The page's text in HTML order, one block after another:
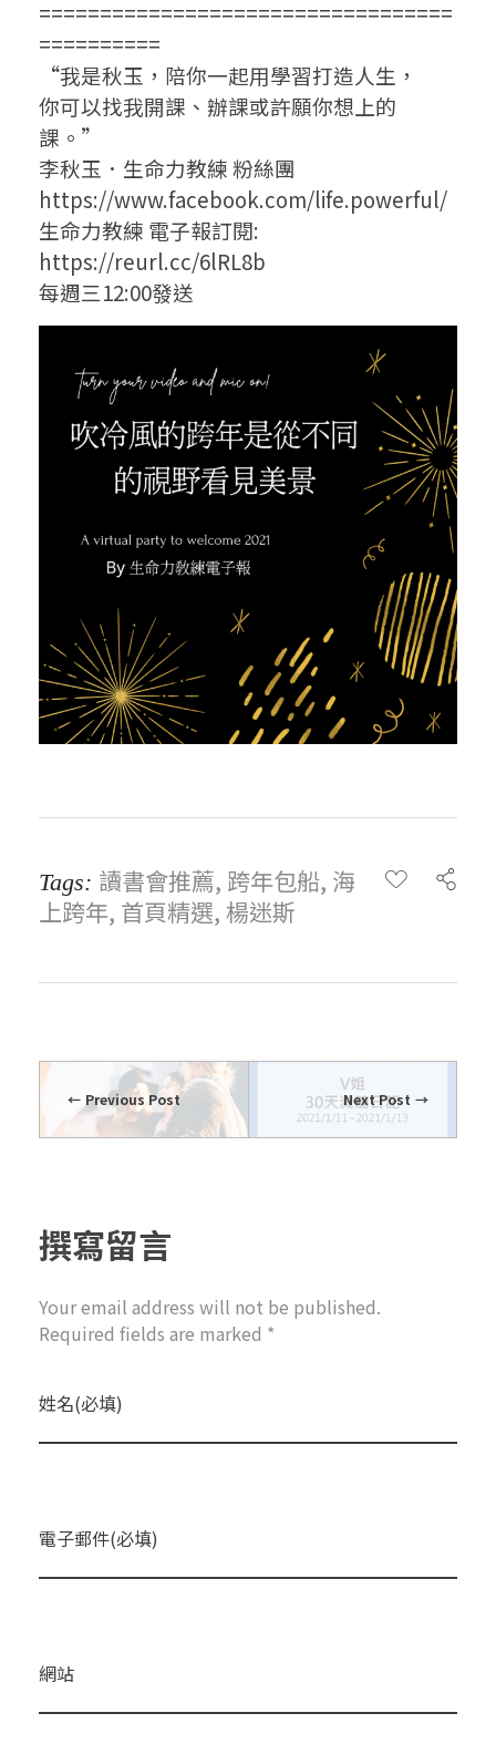
==================================
==========
“我是秋玉，陪你一起用學習打造人生，
你可以找我開課、辦課或許願你想上的
課。”
李秋玉．生命力教練 粉絲團
https://www.facebook.com/life.powerful/
生命力教練 電子報訂閱:
https://reurl.cc/6lRL8b
每週三12:00發送
Tags: 讀書會推薦, 跨年包船, 海
上跨年, 首頁精選, 楊迷斯
Previous Post Next Post
撰寫留言
Your email address will not be published.
Required fields are marked *
姓名(必填)
電子郵件(必填)
網站